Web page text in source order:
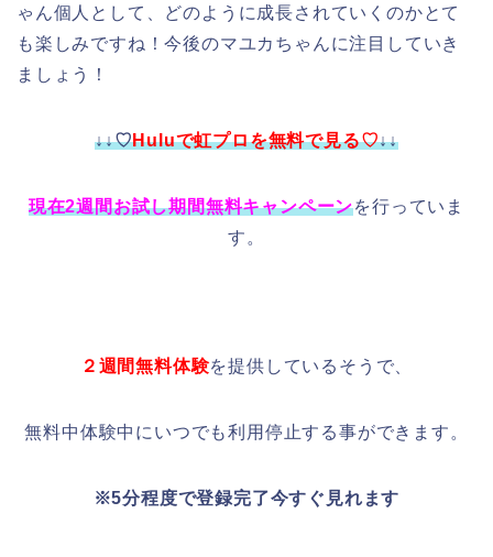
ゃん個人として、どのように成長されていくのかとて
も楽しみですね！今後のマユカちゃんに注目していき
ましょう！
↓↓♡Huluで虹プロを無料で見る♡↓↓
現在2週間お試し期間無料キャンペーンを行っていま
す。
２週間無料体験を提供しているそうで、
無料中体験中にいつでも利用停止する事ができます。
※5分程度で登録完了今すぐ見れます